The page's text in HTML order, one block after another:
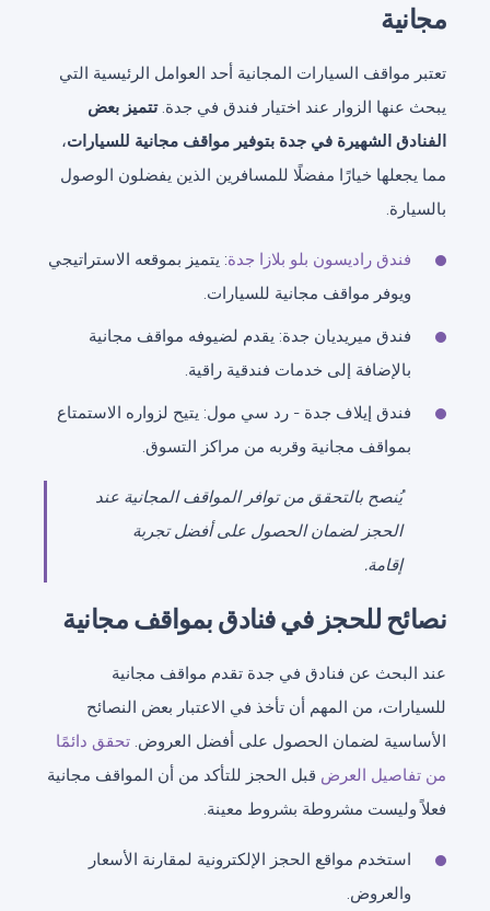
مجانية
تعتبر مواقف السيارات المجانية أحد العوامل الرئيسية التي
يبحث عنها الزوار عند اختيار فندق في جدة.تتميز بعض
الفنادق الشهيرة في جدة بتوفير مواقف مجانية للسيارات،
مما يجعلها خيارًا مفضلًا للمسافرين الذين يفضلون الوصول
بالسيارة.
فندق راديسون بلو بلازا جدة: يتميز بموقعه الاستراتيجي
ويوفر مواقف مجانية للسيارات.
فندق ميريديان جدة: يقدم لضيوفه مواقف مجانية
بالإضافة إلى خدمات فندقية راقية.
فندق إيلاف جدة - رد سي مول: يتيح لزواره الاستمتاع
بمواقف مجانية وقربه من مراكز التسوق.
يُنصح بالتحقق من توافر المواقف المجانية عند
الحجز لضمان الحصول على أفضل تجربة
إقامة.
نصائح للحجز في فنادق بمواقف مجانية
عند البحث عن فنادق في جدة تقدم مواقف مجانية
للسيارات، من المهم أن تأخذ في الاعتبار بعض النصائح
الأساسية لضمان الحصول على أفضل العروض. تحقق دائمًا
من تفاصيل العرض قبل الحجز للتأكد من أن المواقف مجانية
فعلاً وليست مشروطة بشروط معينة.
استخدم مواقع الحجز الإلكترونية لمقارنة الأسعار
والعروض.